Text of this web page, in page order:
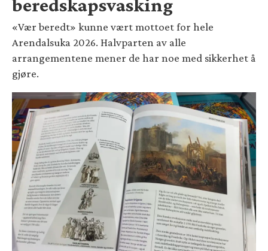
beredskapsvasking
«Vær beredt» kunne vært mottoet for hele
Arendalsuka 2026. Halvparten av alle
arrangementene mener de har noe med sikkerhet å
gjøre.